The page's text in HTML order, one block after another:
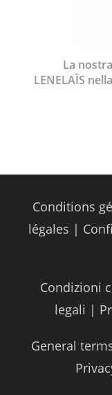
La
LENELAÏS
Conditions
légales |
Condizioni
legali |
General